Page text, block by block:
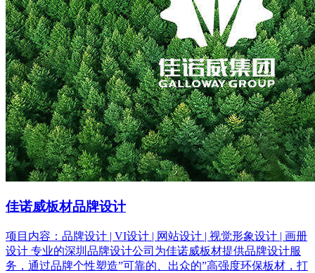
佳诺威板材品牌设计
项目内容：品牌设计 | VI设计 | 网站设计 | 视觉形象设计 | 画册
设计 专业的深圳品牌设计公司为佳诺威板材提供品牌设计服
务，通过品牌个性塑造”可靠的、出众的”高强度环保板材，打